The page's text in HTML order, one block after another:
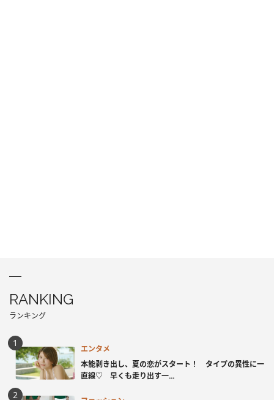
RANKING
ランキング
エンタメ
本能剥き出し、夏の恋がスタート！ タイプの異性に一
直線♡ 早くも走り出す一...